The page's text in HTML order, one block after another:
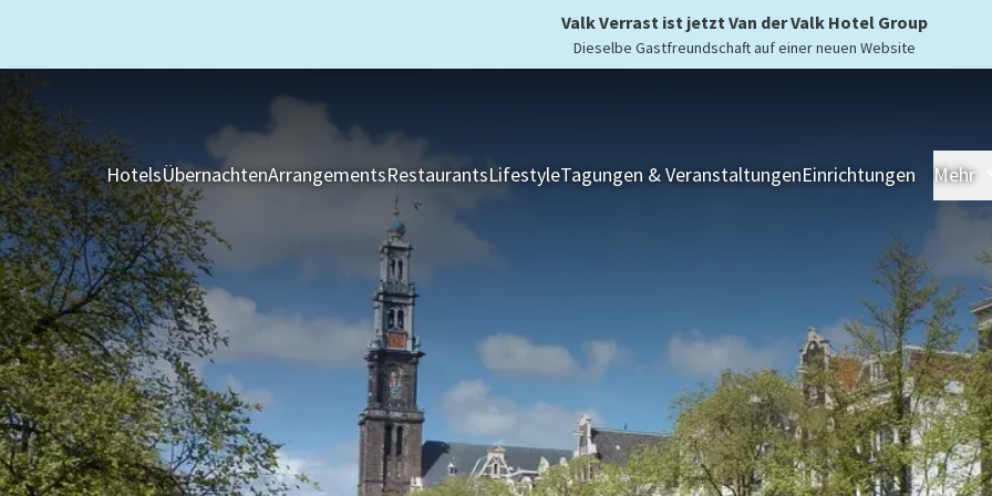
Valk Verrast ist jetzt Van der Valk Hotel Group
Dieselbe Gastfreundschaft auf einer neuen Website
HotelsÜbernachtenArrangementsRestaurantsLifestyleTagungen & VeranstaltungenEinrichtungen Mehr